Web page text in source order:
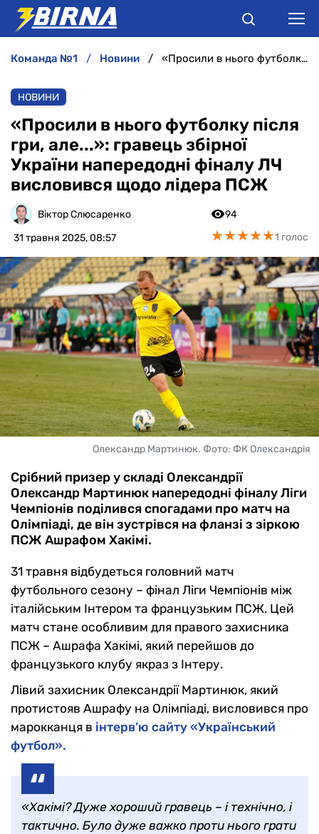
АНАЛІТИКА
ІНТЕРВ'Ю
РІЗНЕ
БУКМЕКЕРИ
команда №1 новини «Просили в нього футболку після гри, але...»: гравець збірної України напередодні фіналу ЛЧ висловився щодо лідера ПСЖ
НОВИНИ
«Просили в нього футболку після
гри, але...»: гравець збірної
України напередодні фіналу ЛЧ
висловився щодо лідера ПСЖ
Віктор Слюсаренко
31 травня 2025, 08:57
94
★★★★★
★★★★★1 голос
Олександр Мартинюк. Фото: ФК Олександрія
Срібний призер у складі Олександрії
Олександр Мартинюк напередодні фіналу Ліги
Чемпіонів поділився спогадами про матч на
Олімпіаді, де він зустрівся на фланзі з зіркою
ПСЖ Ашрафом Хакімі.
31 травня відбудеться головний матч
футбольного сезону – фінал Ліги Чемпіонів між
італійським Інтером та французьким ПСЖ. Цей
матч стане особливим для правого захисника
ПСЖ – Ашрафа Хакімі, який перейшов до
французького клубу якраз з Інтеру.
Лівий захисник Олександрії Мартинюк, який
протистояв Ашрафу на Олімпіаді, висловився про
марокканця в інтерв’ю сайту «Український
футбол».
«Хакімі? Дуже хороший гравець – і технічно, і
тактично. Було дуже важко проти нього грати